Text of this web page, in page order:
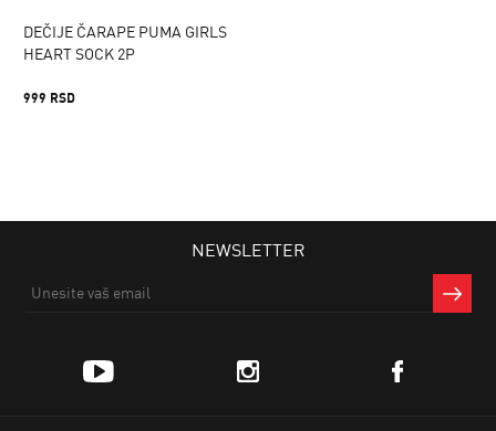
DEČIJE ČARAPE PUMA GIRLS
HEART SOCK 2P
999 RSD
NEWSLETTER